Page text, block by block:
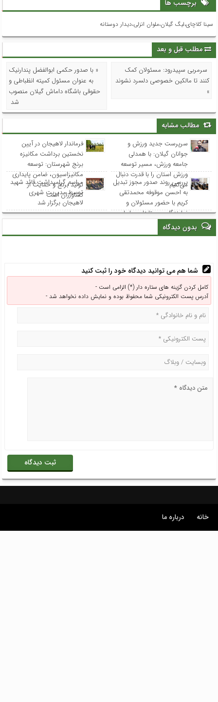
برچسب ها
سینا کلاچای،لیگ گیلان،ملوان انزلی،دیدار دوستانه
مطلب قبل و بعد
سرمربی سپیدرود: مسئولان کمک
کنند تا مالکین خصوصی دلسرد نشوند
»
« با صدور حکمی ابوالفضل پندارنیک
به عنوان مسئول کمیته انظباطی و
حقوقی باشگاه داماش گیلان منصوب
شد
مطالب مشابه
سرپرست جدید ورزش و
جوانان گیلان: با همدلی
جامعه ورزش، مسیر توسعه
ورزش استان را با قدرت دنبال
می‌کنیم
فرماندار لاهیجان در آیین
نخستین برداشت مکانیزه
برنج شهرستان: توسعه
مکانیزاسیون، ضامن پایداری
تولید برنج و حمایت از
کشاورزان است
بررسی روند صدور مجوز تبدیل
به احسن موقوفه محمدتقی
کریم با حضور مسئولان و
نمایندگان روستاهای ساحلی
مراسم گرامیداشت قائد شهید
توسط مدیریت شهری
لاهیجان برگزار شد
بدون دیدگاه
شما هم می توانید دیدگاه خود را ثبت کنید
کامل کردن گزینه های ستاره دار (*) الزامی است -
آدرس پست الکترونیکی شما محفوظ بوده و نمایش داده نخواهد شد -
خانه درباره ما